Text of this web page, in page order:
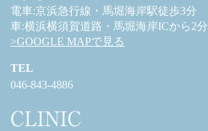
電車:京浜急行線・馬堀海岸駅徒歩3分
車:横浜横須賀道路・馬堀海岸ICから2分
>GOOGLE MAPで見る
TEL
046-843-4886
CLINIC